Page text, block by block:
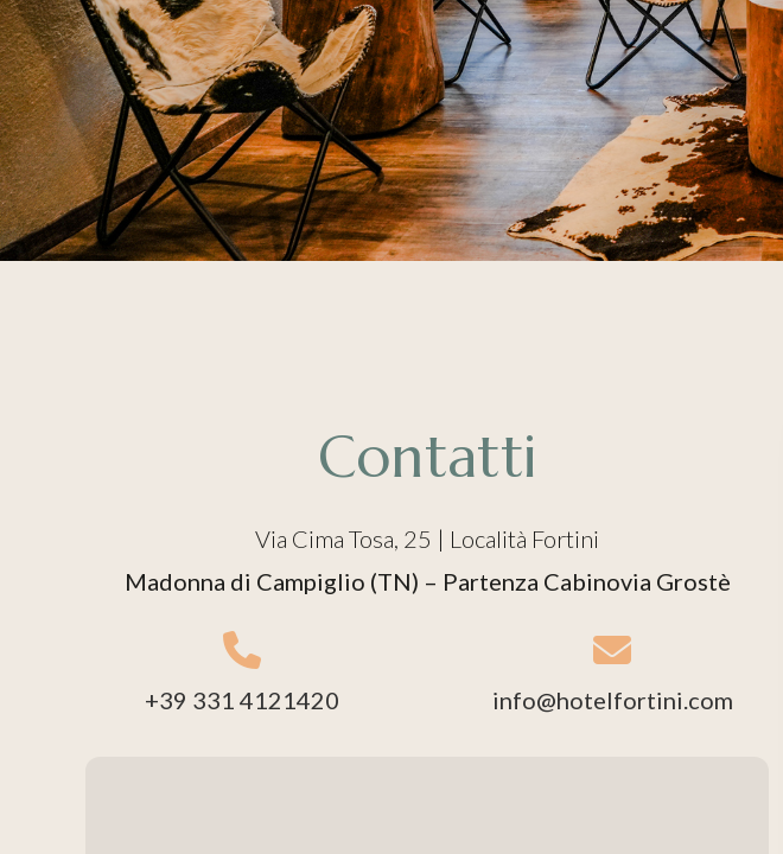
Contatti
Via Cima Tosa, 25 | Località Fortini
Madonna di Campiglio (TN) – Partenza Cabinovia Grostè
+39 331 4121420 info@hotelfortini.com